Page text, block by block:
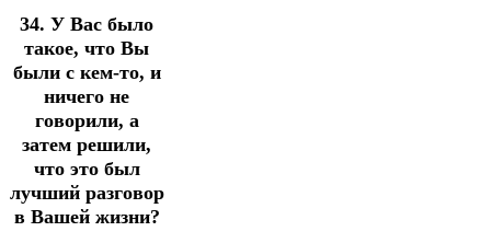
34. У Вас было
такое, что Вы
были с кем-то, и
ничего не
говорили, а
затем решили,
что это был
лучший разговор
в Вашей жизни?